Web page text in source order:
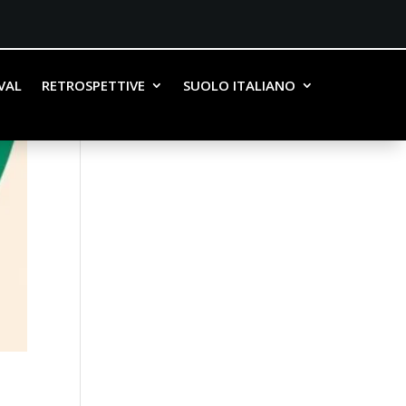
RETROSPETTIVE SUOLO ITALIANO